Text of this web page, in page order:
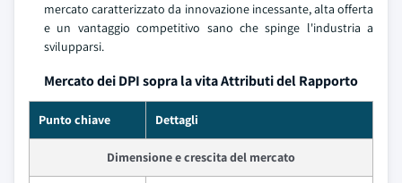
mercato caratterizzato da innovazione incessante, alta offerta
e un vantaggio competitivo sano che spinge l'industria a
svilupparsi.
Mercato dei DPI sopra la vita Attributi del Rapporto
Punto chiave Dettagli
Dimensione e crescita del mercato